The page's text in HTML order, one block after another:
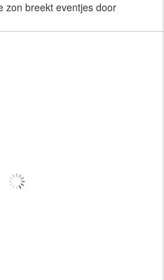
zon breekt eventjes door